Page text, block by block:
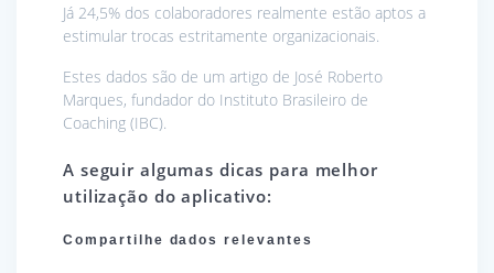
Já 24,5% dos colaboradores realmente estão aptos a
estimular trocas estritamente organizacionais.
Estes dados são de um artigo de José Roberto
Marques, fundador do Instituto Brasileiro de
Coaching (IBC).
A seguir algumas dicas para melhor
utilização do aplicativo:
Compartilhe dados relevantes